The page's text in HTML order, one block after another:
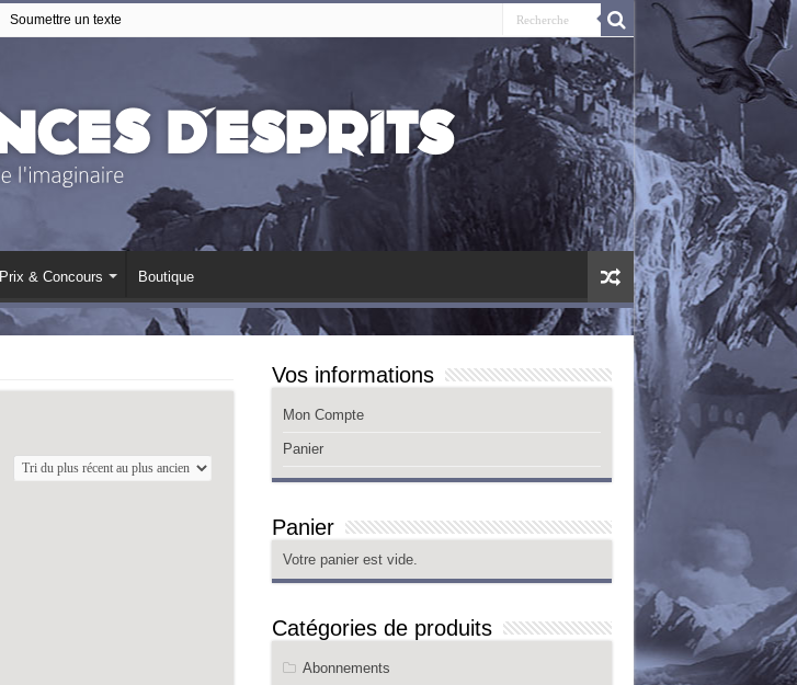
Soumettre un texte
Prix & Concours Boutique
Vos informations
Mon Compte
Panier
Panier
Votre panier est vide.
Catégories de produits
Abonnements